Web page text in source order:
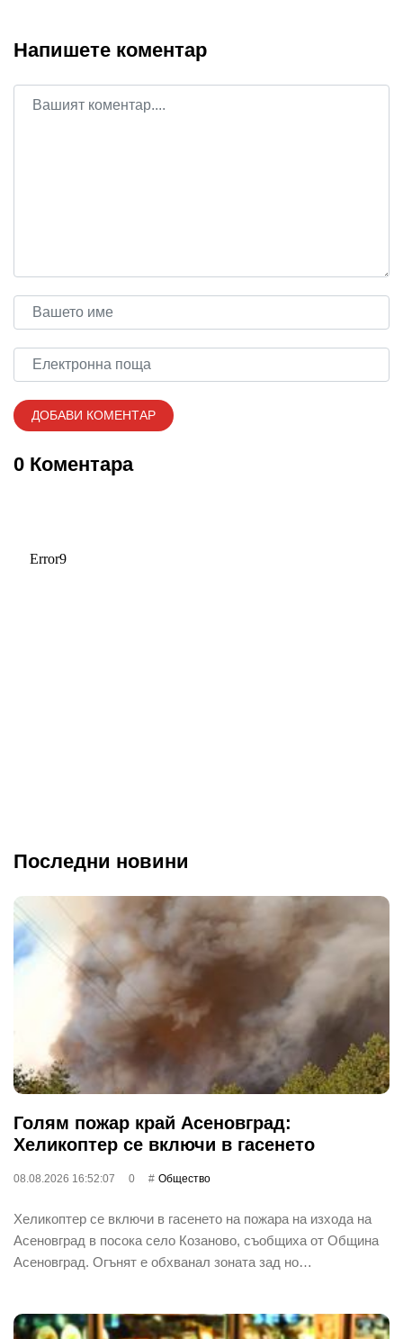
Напишете коментар
0 Коментара
Последни новини
Голям пожар край Асеновград:
Хеликоптер се включи в гасенето
08.08.2026 16:52:07 0 Общество
Хеликоптер се включи в гасенето на пожара на изхода на
Асеновград в посока село Козаново, съобщиха от Община
Асеновград. Огънят е обхванал зоната зад но…